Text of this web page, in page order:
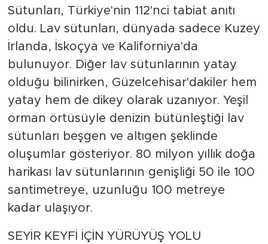
Sütunları, Türkiye'nin 112'nci tabiat anıtı
oldu. Lav sütunları, dünyada sadece Kuzey
İrlanda, İskoçya ve Kaliforniya'da
bulunuyor. Diğer lav sütunlarının yatay
olduğu bilinirken, Güzelcehisar'dakiler hem
yatay hem de dikey olarak uzanıyor. Yeşil
orman örtüsüyle denizin bütünleştiği lav
sütunları beşgen ve altıgen şeklinde
oluşumlar gösteriyor. 80 milyon yıllık doğa
harikası lav sütunlarının genişliği 50 ile 100
santimetreye, uzunluğu 100 metreye
kadar ulaşıyor.
SEYİR KEYFİ İÇİN YÜRÜYÜŞ YOLU